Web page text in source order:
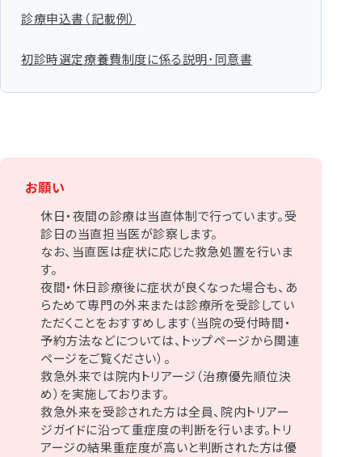
診療申込書（記載例）
初診時選定療養費制度に係る説明･同意書
お願い
休日・夜間の診療は当直体制で行っています。受
診日の当直担当医が診察します。
なお、当直医は症状に応じた救急処置を行いま
す。
夜間・休日診療後に症状が良くなった場合も、あ
らためて専門の外来または診療所を受診してい
ただくことをおすすめします（当院の受付時間・
予約方法などについては、トップページから関連
ページをご覧ください）。
救急外来では院内トリアージ（治療優先順位決
め）を実施しております。
救急外来を受診された方は全員、院内トリアー
ジガイドに沿って重症度の判断を行います。トリ
アージの結果重症度が高いと判断された方は優